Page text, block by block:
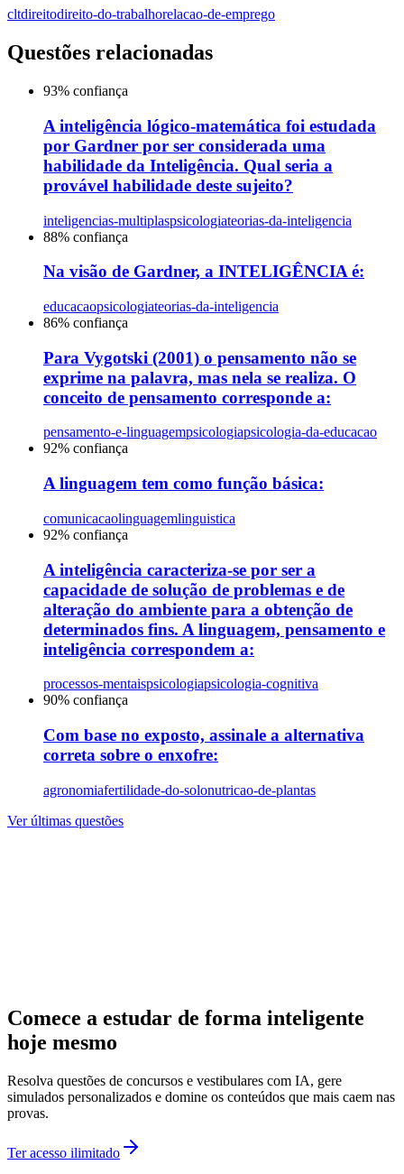
cltdireitodireito-do-trabalhorelacao-de-emprego
Questões relacionadas
93% confiança
A inteligência lógico-matemática foi estudada
por Gardner por ser considerada uma
habilidade da Inteligência. Qual seria a
provável habilidade deste sujeito?
inteligencias-multiplaspsicologiateorias-da-inteligencia
88% confiança
Na visão de Gardner, a INTELIGÊNCIA é:
educacaopsicologiateorias-da-inteligencia
86% confiança
Para Vygotski (2001) o pensamento não se
exprime na palavra, mas nela se realiza. O
conceito de pensamento corresponde a:
pensamento-e-linguagempsicologiapsicologia-da-educacao
92% confiança
A linguagem tem como função básica:
comunicacaolinguagemlinguistica
92% confiança
A inteligência caracteriza-se por ser a
capacidade de solução de problemas e de
alteração do ambiente para a obtenção de
determinados fins. A linguagem, pensamento e
inteligência correspondem a:
processos-mentaispsicologiapsicologia-cognitiva
90% confiança
Com base no exposto, assinale a alternativa
correta sobre o enxofre:
agronomiafertilidade-do-solonutricao-de-plantas
Ver últimas questões
Comece a estudar de forma inteligente
hoje mesmo
Resolva questões de concursos e vestibulares com IA, gere
simulados personalizados e domine os conteúdos que mais caem nas
provas.
Ter acesso ilimitado